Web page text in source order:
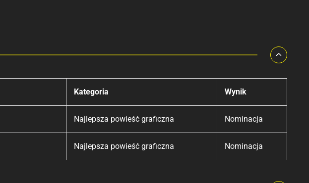
Kategoria Wynik
Najlepsza powieść graficzna Nominacja
Najlepsza powieść graficzna Nominacja